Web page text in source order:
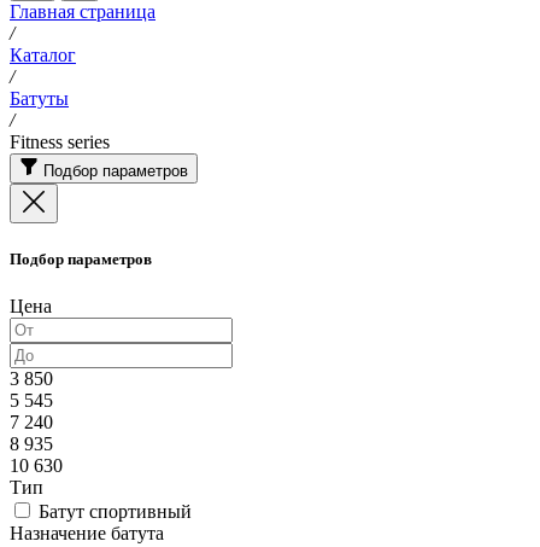
Главная страница
/
Каталог
/
Батуты
/
Fitness series
Подбор параметров
Подбор параметров
Цена
3 850
5 545
7 240
8 935
10 630
Тип
Батут спортивный
Назначение батута